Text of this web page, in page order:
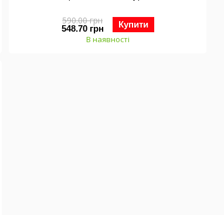
590.00 грн
548.70 грн Купити
В наявності